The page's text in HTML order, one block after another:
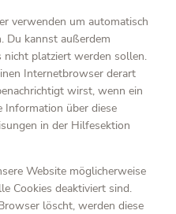
verwenden um automatisch
Du kannst außerdem
nicht platziert werden sollen.
Internetbrowser derart
wirst, wenn ein
Information über diese
in der Hilfesektion
Website möglicherweise
Cookies deaktiviert sind.
löscht, werden diese